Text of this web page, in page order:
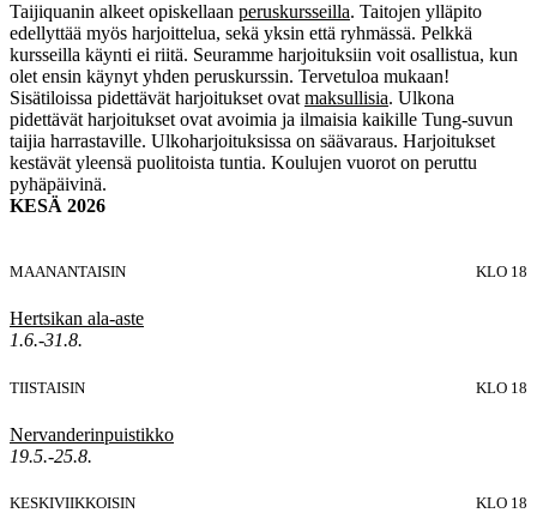
Taijiquanin alkeet opiskellaan peruskursseilla. Taitojen ylläpito
edellyttää myös harjoittelua, sekä yksin että ryhmässä. Pelkkä
kursseilla käynti ei riitä. Seuramme harjoituksiin voit osallistua, kun
olet ensin käynyt yhden peruskurssin. Tervetuloa mukaan!
Sisätiloissa pidettävät harjoitukset ovat maksullisia. Ulkona
pidettävät harjoitukset ovat avoimia ja ilmaisia kaikille Tung-suvun
taijia harrastaville. Ulkoharjoituksissa on säävaraus. Harjoitukset
kestävät yleensä puolitoista tuntia. Koulujen vuorot on peruttu
pyhäpäivinä.
KESÄ 2026
MAANANTAISIN KLO 18
Hertsikan ala-aste
1.6.-31.8.
TIISTAISIN KLO 18
Nervanderinpuistikko
19.5.-25.8.
KESKIVIIKKOISIN KLO 18